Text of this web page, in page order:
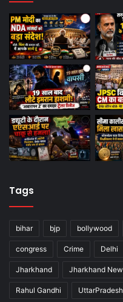
Tags
bihar bjp bollywood
congress Crime Delhi
Jharkhand Jharkhand
Rahul Gandhi UttarPradesh